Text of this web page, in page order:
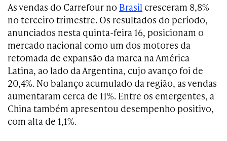
As vendas do Carrefour no Brasil cresceram 8,8%
no terceiro trimestre. Os resultados do período,
anunciados nesta quinta-feira 16, posicionam o
mercado nacional como um dos motores da
retomada de expansão da marca na América
Latina, ao lado da Argentina, cujo avanço foi de
20,4%. No balanço acumulado da região, as vendas
aumentaram cerca de 11%. Entre os emergentes, a
China também apresentou desempenho positivo,
com alta de 1,1%.